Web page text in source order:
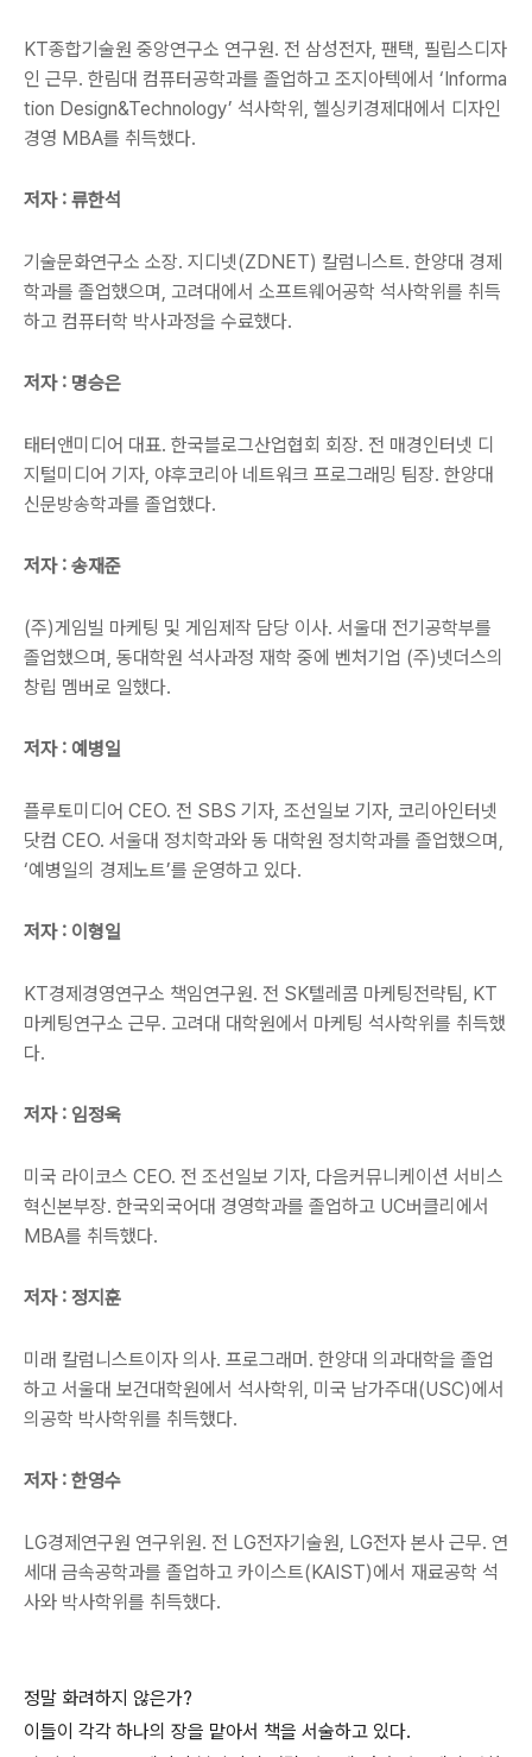
KT종합기술원 중앙연구소 연구원. 전 삼성전자, 팬택, 필립스디자
인 근무. 한림대 컴퓨터공학과를 졸업하고 조지아텍에서 ‘Informa
tion Design&Technology’ 석사학위, 헬싱키경제대에서 디자인
경영 MBA를 취득했다.
저자 : 류한석
기술문화연구소 소장. 지디넷(ZDNET) 칼럼니스트. 한양대 경제
학과를 졸업했으며, 고려대에서 소프트웨어공학 석사학위를 취득
하고 컴퓨터학 박사과정을 수료했다.
저자 : 명승은
태터앤미디어 대표. 한국블로그산업협회 회장. 전 매경인터넷 디
지털미디어 기자, 야후코리아 네트워크 프로그래밍 팀장. 한양대
신문방송학과를 졸업했다.
저자 : 송재준
(주)게임빌 마케팅 및 게임제작 담당 이사. 서울대 전기공학부를
졸업했으며, 동대학원 석사과정 재학 중에 벤처기업 (주)넷더스의
창립 멤버로 일했다.
저자 : 예병일
플루토미디어 CEO. 전 SBS 기자, 조선일보 기자, 코리아인터넷
닷컴 CEO. 서울대 정치학과와 동 대학원 정치학과를 졸업했으며,
‘예병일의 경제노트’를 운영하고 있다.
저자 : 이형일
KT경제경영연구소 책임연구원. 전 SK텔레콤 마케팅전략팀, KT
마케팅연구소 근무. 고려대 대학원에서 마케팅 석사학위를 취득했
다.
저자 : 임정욱
미국 라이코스 CEO. 전 조선일보 기자, 다음커뮤니케이션 서비스
혁신본부장. 한국외국어대 경영학과를 졸업하고 UC버클리에서
MBA를 취득했다.
저자 : 정지훈
미래 칼럼니스트이자 의사. 프로그래머. 한양대 의과대학을 졸업
하고 서울대 보건대학원에서 석사학위, 미국 남가주대(USC)에서
의공학 박사학위를 취득했다.
저자 : 한영수
LG경제연구원 연구위원. 전 LG전자기술원, LG전자 본사 근무. 연
세대 금속공학과를 졸업하고 카이스트(KAIST)에서 재료공학 석
사와 박사학위를 취득했다.
정말 화려하지 않은가?
이들이 각각 하나의 장을 맡아서 책을 서술하고 있다.